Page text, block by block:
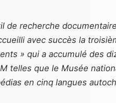
de recherche
avec succès la
» qui a accumulé des
telles que le Musée
en cinq langues